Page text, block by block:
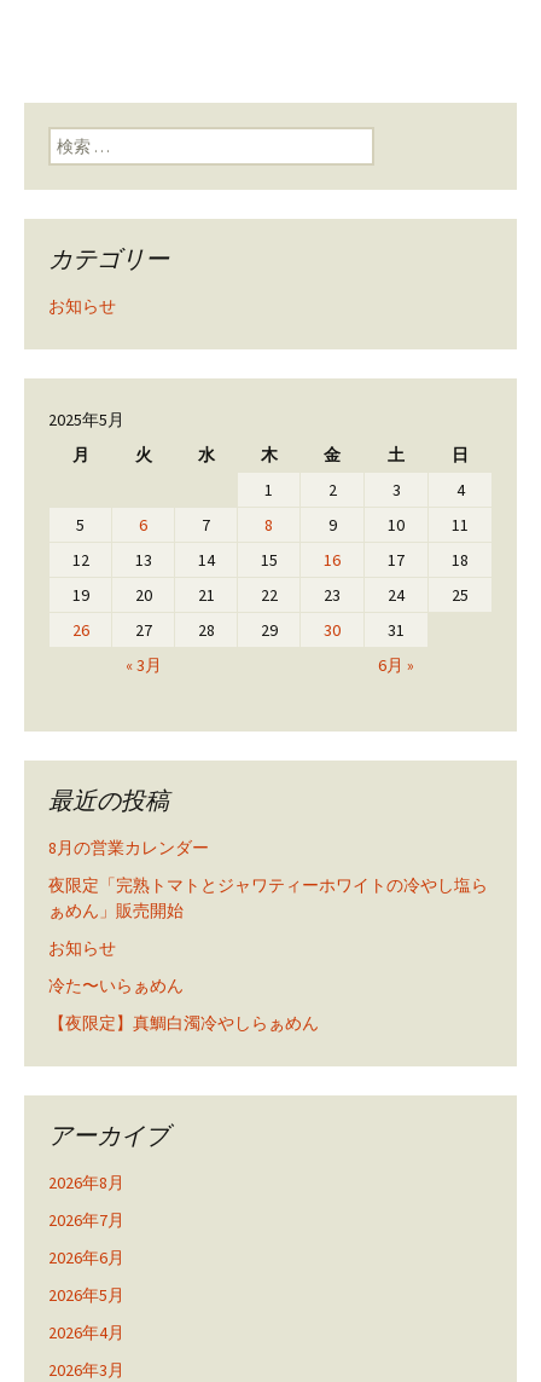
検索:
カテゴリー
お知らせ
2025年5月
月
火 水 木 金 土 日
« 3月 6月 »
1 2 3
4
5
6 7 8 9 10
11
12
13 14 15 16 17
18
19
20 21 22 23 24
25
26
27 28 29 30 31
最近の投稿
8月の営業カレンダー
夜限定「完熟トマトとジャワティーホワイトの冷やし塩ら
ぁめん」販売開始
お知らせ
冷た〜いらぁめん
【夜限定】真鯛白濁冷やしらぁめん
アーカイブ
2026年8月
2026年7月
2026年6月
2026年5月
2026年4月
2026年3月